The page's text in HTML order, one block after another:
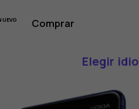
Comprar
Elegir